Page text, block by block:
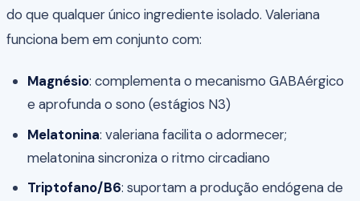
do que qualquer único ingrediente isolado. Valeriana
funciona bem em conjunto com:
Magnésio: complementa o mecanismo GABAérgico
e aprofunda o sono (estágios N3)
Melatonina: valeriana facilita o adormecer;
melatonina sincroniza o ritmo circadiano
Triptofano/B6: suportam a produção endógena de